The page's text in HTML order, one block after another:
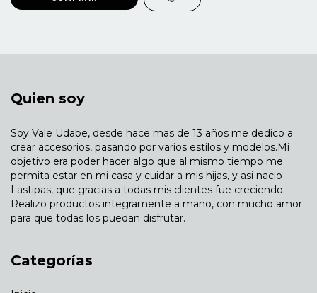
Quien soy
Soy Vale Udabe, desde hace mas de 13 años me dedico a
crear accesorios, pasando por varios estilos y modelos.Mi
objetivo era poder hacer algo que al mismo tiempo me
permita estar en mi casa y cuidar a mis hijas, y asi nacio
Lastipas, que gracias a todas mis clientes fue creciendo.
Realizo productos integramente a mano, con mucho amor
para que todas los puedan disfrutar.
Categorías